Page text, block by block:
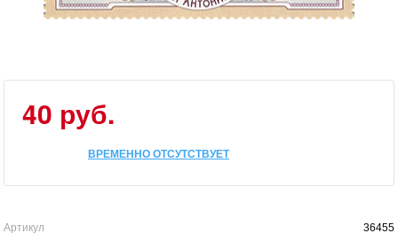
40 руб.
ВРЕМЕННО ОТСУТСТВУЕТ
Артикул 36455